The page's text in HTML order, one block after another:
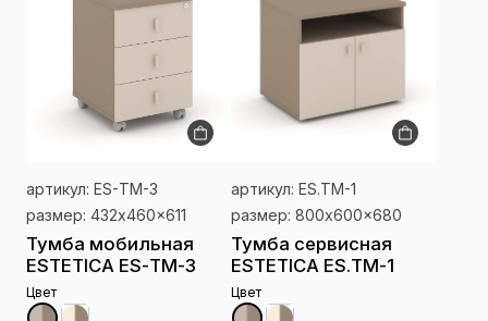
артикул: ES-ТМ-3
размер: 432x460x611
Тумба мобильная
ESTETICA ES-ТМ-3
Цвет
артикул: ES.ТМ-1
размер: 800x600x680
Тумба сервисная
ESTETICA ES.ТМ-1
Цвет